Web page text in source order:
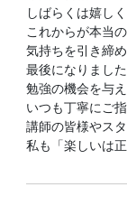
しばらくは嬉し
これからが本当
気持ちを引き締
最後になりまし
勉強の機会を与
いつも丁寧にご
講師の皆様やス
私も「楽しいは